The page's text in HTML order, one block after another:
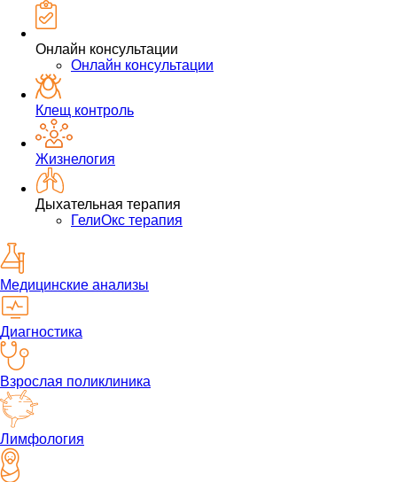
Онлайн консультации
Онлайн консультации
Клещ контроль
Жизнелогия
Дыхательная терапия
ГелиОкс терапия
Медицинские анализы
Диагностика
Взрослая поликлиника
Лимфология